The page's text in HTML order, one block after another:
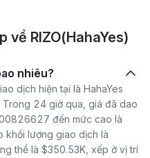
về RIZO(HahaYes)
nhiêu?
dịch hiện tại là HahaYes
24 giờ qua, giá đã dao
đến mức cao là
lượng giao dịch là
thể là $350.53K, xếp ở vị trí